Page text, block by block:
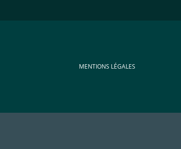
MENTIONS LÉGALES